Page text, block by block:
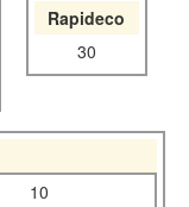
Rapideco
30
10